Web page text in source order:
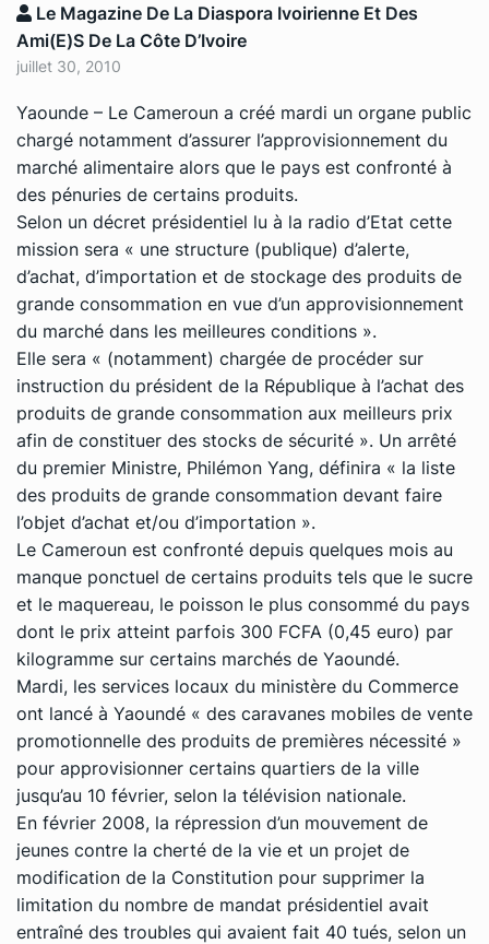
Le Magazine De La Diaspora Ivoirienne Et Des
Ami(e)s De La Côte D’Ivoire
juillet 30, 2010
Yaounde – Le Cameroun a créé mardi un organe public
chargé notamment d’assurer l’approvisionnement du
marché alimentaire alors que le pays est confronté à
des pénuries de certains produits.
Selon un décret présidentiel lu à la radio d’Etat cette
mission sera « une structure (publique) d’alerte,
d’achat, d’importation et de stockage des produits de
grande consommation en vue d’un approvisionnement
du marché dans les meilleures conditions ».
Elle sera « (notamment) chargée de procéder sur
instruction du président de la République à l’achat des
produits de grande consommation aux meilleurs prix
afin de constituer des stocks de sécurité ». Un arrêté
du premier Ministre, Philémon Yang, définira « la liste
des produits de grande consommation devant faire
l’objet d’achat et/ou d’importation ».
Le Cameroun est confronté depuis quelques mois au
manque ponctuel de certains produits tels que le sucre
et le maquereau, le poisson le plus consommé du pays
dont le prix atteint parfois 300 FCFA (0,45 euro) par
kilogramme sur certains marchés de Yaoundé.
Mardi, les services locaux du ministère du Commerce
ont lancé à Yaoundé « des caravanes mobiles de vente
promotionnelle des produits de premières nécessité »
pour approvisionner certains quartiers de la ville
jusqu’au 10 février, selon la télévision nationale.
En février 2008, la répression d’un mouvement de
jeunes contre la cherté de la vie et un projet de
modification de la Constitution pour supprimer la
limitation du nombre de mandat présidentiel avait
entraîné des troubles qui avaient fait 40 tués, selon un